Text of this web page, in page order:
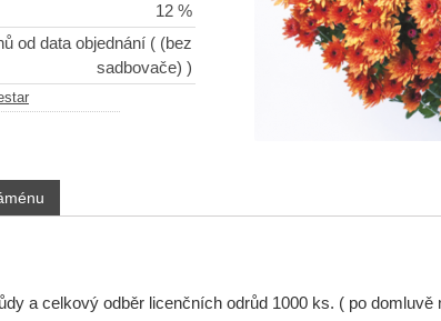
12 %
od data objednání ( (bez
sadbovače) )
a celkový odběr licenčních odrůd 1000 ks. ( po